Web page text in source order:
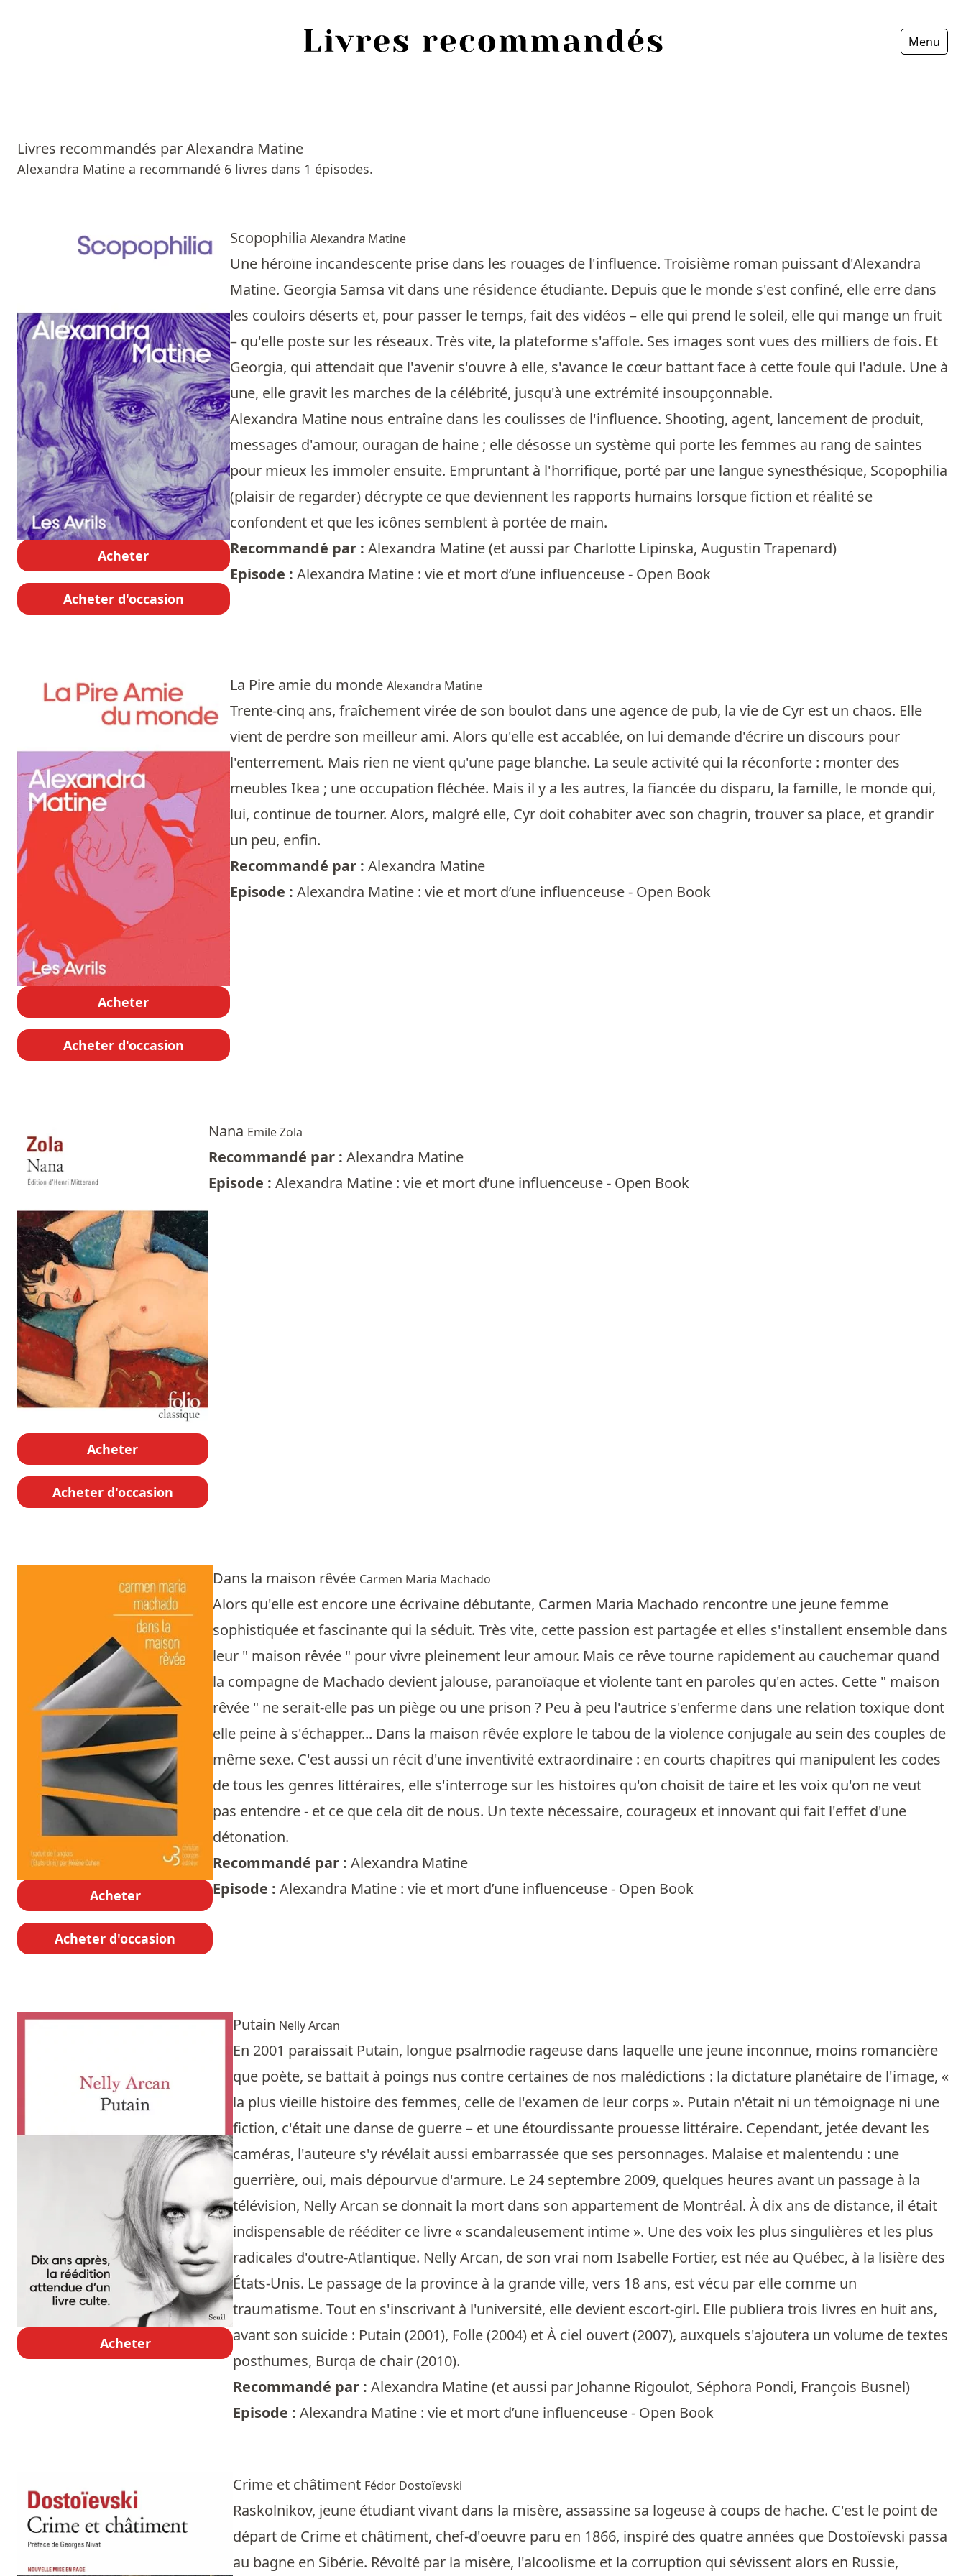
Menu
Livres recommandés par Alexandra Matine
Alexandra Matine a recommandé 6 livres dans 1 épisodes.
Acheter
Acheter d'occasion
Scopophilia Alexandra Matine
Une héroïne incandescente prise dans les rouages de l'influence. Troisième roman puissant d'Alexandra
Matine. Georgia Samsa vit dans une résidence étudiante. Depuis que le monde s'est confiné, elle erre dans
les couloirs déserts et, pour passer le temps, fait des vidéos – elle qui prend le soleil, elle qui mange un fruit
– qu'elle poste sur les réseaux. Très vite, la plateforme s'affole. Ses images sont vues des milliers de fois. Et
Georgia, qui attendait que l'avenir s'ouvre à elle, s'avance le cœur battant face à cette foule qui l'adule. Une à
une, elle gravit les marches de la célébrité, jusqu'à une extrémité insoupçonnable.
Alexandra Matine nous entraîne dans les coulisses de l'influence. Shooting, agent, lancement de produit,
messages d'amour, ouragan de haine ; elle désosse un système qui porte les femmes au rang de saintes
pour mieux les immoler ensuite. Empruntant à l'horrifique, porté par une langue synesthésique, Scopophilia
(plaisir de regarder) décrypte ce que deviennent les rapports humains lorsque fiction et réalité se
confondent et que les icônes semblent à portée de main.
Recommandé par : Alexandra Matine(et aussi par Charlotte Lipinska, Augustin Trapenard)
Episode : Alexandra Matine : vie et mort d’une influenceuse - Open Book
Acheter
Acheter d'occasion
La Pire amie du monde Alexandra Matine
Trente-cinq ans, fraîchement virée de son boulot dans une agence de pub, la vie de Cyr est un chaos. Elle
vient de perdre son meilleur ami. Alors qu'elle est accablée, on lui demande d'écrire un discours pour
l'enterrement. Mais rien ne vient qu'une page blanche. La seule activité qui la réconforte : monter des
meubles Ikea ; une occupation fléchée. Mais il y a les autres, la fiancée du disparu, la famille, le monde qui,
lui, continue de tourner. Alors, malgré elle, Cyr doit cohabiter avec son chagrin, trouver sa place, et grandir
un peu, enfin.
Recommandé par : Alexandra Matine
Episode : Alexandra Matine : vie et mort d’une influenceuse - Open Book
Acheter
Acheter d'occasion
Nana Emile Zola
Recommandé par : Alexandra Matine
Episode : Alexandra Matine : vie et mort d’une influenceuse - Open Book
Acheter
Acheter d'occasion
Dans la maison rêvée Carmen Maria Machado
Alors qu'elle est encore une écrivaine débutante, Carmen Maria Machado rencontre une jeune femme
sophistiquée et fascinante qui la séduit. Très vite, cette passion est partagée et elles s'installent ensemble dans
leur " maison rêvée " pour vivre pleinement leur amour. Mais ce rêve tourne rapidement au cauchemar quand
la compagne de Machado devient jalouse, paranoïaque et violente tant en paroles qu'en actes. Cette " maison
rêvée " ne serait-elle pas un piège ou une prison ? Peu à peu l'autrice s'enferme dans une relation toxique dont
elle peine à s'échapper... Dans la maison rêvée explore le tabou de la violence conjugale au sein des couples de
même sexe. C'est aussi un récit d'une inventivité extraordinaire : en courts chapitres qui manipulent les codes
de tous les genres littéraires, elle s'interroge sur les histoires qu'on choisit de taire et les voix qu'on ne veut
pas entendre - et ce que cela dit de nous. Un texte nécessaire, courageux et innovant qui fait l'effet d'une
détonation.
Recommandé par :Alexandra Matine
Episode :Alexandra Matine : vie et mort d’une influenceuse - Open Book
Acheter
Putain Nelly Arcan
En 2001 paraissait Putain, longue psalmodie rageuse dans laquelle une jeune inconnue, moins romancière
que poète, se battait à poings nus contre certaines de nos malédictions : la dictature planétaire de l'image, «
la plus vieille histoire des femmes, celle de l'examen de leur corps ». Putain n'était ni un témoignage ni une
fiction, c'était une danse de guerre – et une étourdissante prouesse littéraire. Cependant, jetée devant les
caméras, l'auteure s'y révélait aussi embarrassée que ses personnages. Malaise et malentendu : une
guerrière, oui, mais dépourvue d'armure. Le 24 septembre 2009, quelques heures avant un passage à la
télévision, Nelly Arcan se donnait la mort dans son appartement de Montréal. À dix ans de distance, il était
indispensable de rééditer ce livre « scandaleusement intime ». Une des voix les plus singulières et les plus
radicales d'outre-Atlantique. Nelly Arcan, de son vrai nom Isabelle Fortier, est née au Québec, à la lisière des
États-Unis. Le passage de la province à la grande ville, vers 18 ans, est vécu par elle comme un
traumatisme. Tout en s'inscrivant à l'université, elle devient escort-girl. Elle publiera trois livres en huit ans,
avant son suicide : Putain (2001), Folle (2004) et À ciel ouvert (2007), auxquels s'ajoutera un volume de textes
posthumes, Burqa de chair (2010).
Recommandé par : Alexandra Matine(et aussi par Johanne Rigoulot, Séphora Pondi, François Busnel)
Episode : Alexandra Matine : vie et mort d’une influenceuse - Open Book
Crime et châtiment Fédor Dostoïevski
Raskolnikov, jeune étudiant vivant dans la misère, assassine sa logeuse à coups de hache. C'est le point de
départ de Crime et châtiment, chef-d'oeuvre paru en 1866, inspiré des quatre années que Dostoïevski passa
au bagne en Sibérie. Révolté par la misère, l'alcoolisme et la corruption qui sévissent alors en Russie,
Sources
Livres
Prix littéraires